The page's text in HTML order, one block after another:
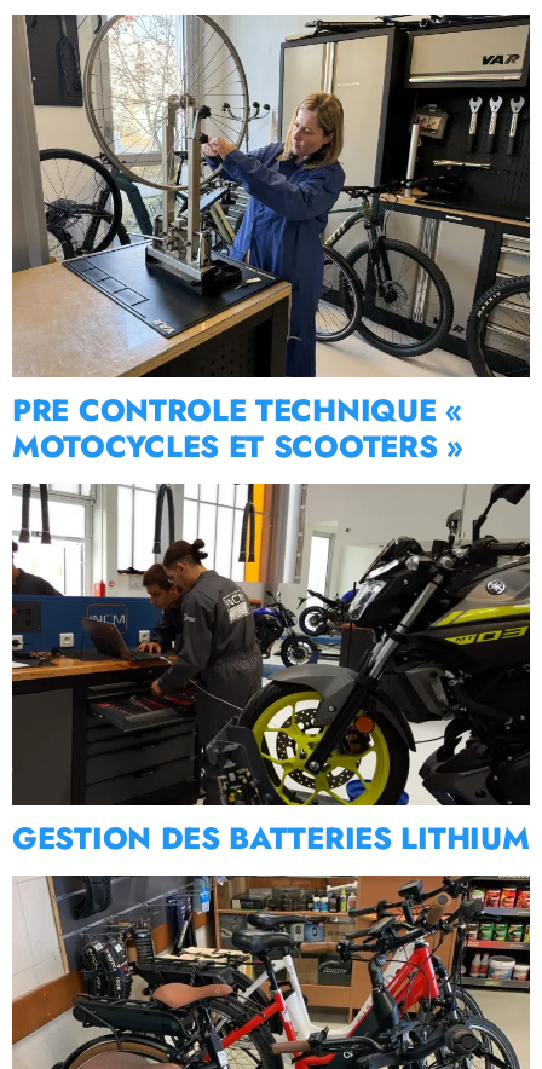
PRE CONTROLE TECHNIQUE «
MOTOCYCLES ET SCOOTERS »
GESTION DES BATTERIES LITHIUM